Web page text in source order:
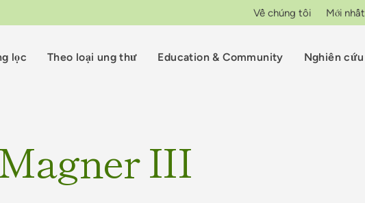
lọc Theo loại ung thư Education & Community Nghiên cứu
Về chúng tôi Mới nhất
III